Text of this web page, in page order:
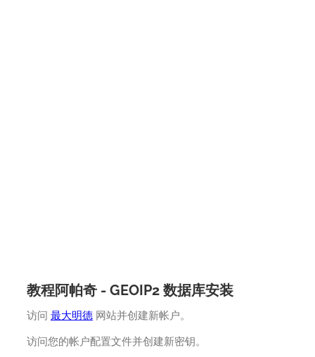
教程阿帕奇 - GEOIP2 数据库安装
访问 最大明德 网站并创建新帐户。
访问您的帐户配置文件并创建新密钥。